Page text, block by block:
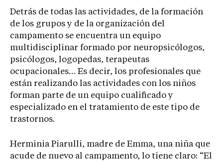
Detrás de todas las actividades, de la formación
de los grupos y de la organización del
campamento se encuentra un equipo
multidisciplinar formado por neuropsicólogos,
psicólogos, logopedas, terapeutas
ocupacionales… Es decir, los profesionales que
están realizando las actividades con los niños
forman parte de un equipo cualificado y
especializado en el tratamiento de este tipo de
trastornos.
Herminia Piarulli, madre de Emma, una niña que
acude de nuevo al campamento, lo tiene claro: “El